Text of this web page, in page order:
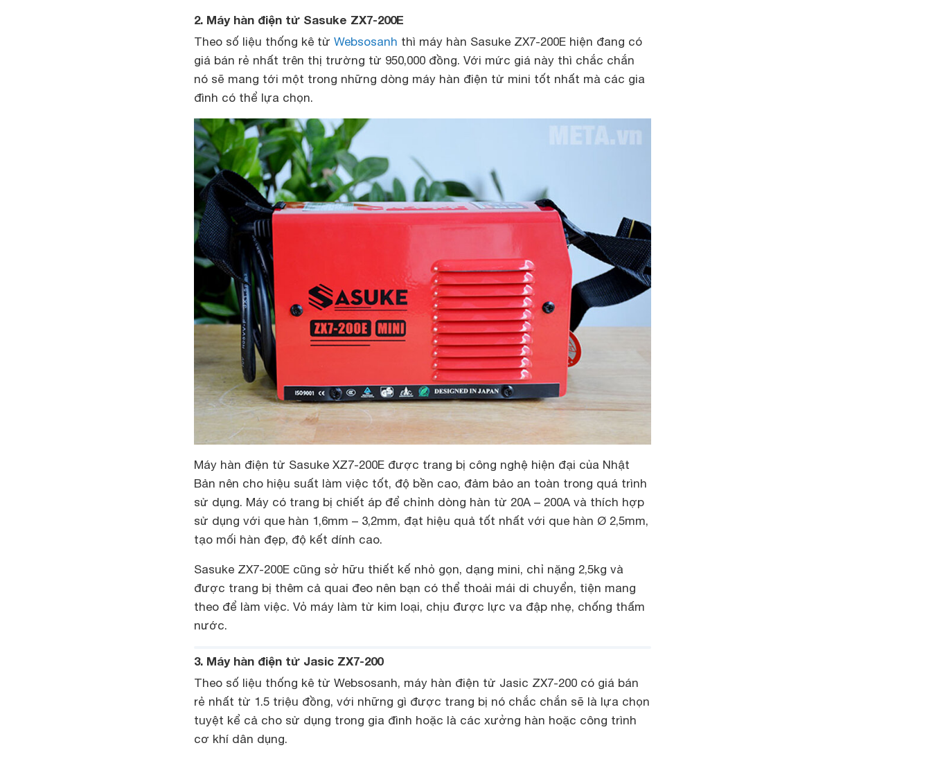
2. Máy hàn điện tử Sasuke ZX7-200E
Theo số liệu thống kê từ Websosanh thì máy hàn Sasuke ZX7-200E hiện đang có
giá bán rẻ nhất trên thị trường từ 950,000 đồng. Với mức giá này thì chắc chắn
nó sẽ mang tới một trong những dòng máy hàn điện tử mini tốt nhất mà các gia
đình có thể lựa chọn.
Máy hàn điện tử Sasuke XZ7-200E được trang bị công nghệ hiện đại của Nhật
Bản nên cho hiệu suất làm việc tốt, độ bền cao, đảm bảo an toàn trong quá trình
sử dụng. Máy có trang bị chiết áp để chỉnh dòng hàn từ 20A – 200A và thích hợp
sử dụng với que hàn 1,6mm – 3,2mm, đạt hiệu quả tốt nhất với que hàn Ø 2,5mm,
tạo mối hàn đẹp, độ kết dính cao.
Sasuke ZX7-200E cũng sở hữu thiết kế nhỏ gọn, dạng mini, chỉ nặng 2,5kg và
được trang bị thêm cả quai đeo nên bạn có thể thoải mái di chuyển, tiện mang
theo để làm việc. Vỏ máy làm từ kim loại, chịu được lực va đập nhẹ, chống thấm
nước.
3. Máy hàn điện tử Jasic ZX7-200
Theo số liệu thống kê từ Websosanh, máy hàn điện tử Jasic ZX7-200 có giá bán
rẻ nhất từ 1.5 triệu đồng, với những gì được trang bị nó chắc chắn sẽ là lựa chọn
tuyệt kể cả cho sử dụng trong gia đình hoặc là các xưởng hàn hoặc công trình
cơ khí dân dụng.